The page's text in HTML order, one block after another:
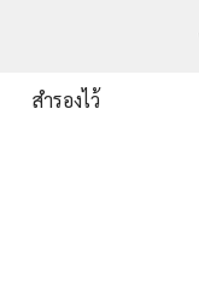
สำรองไว้